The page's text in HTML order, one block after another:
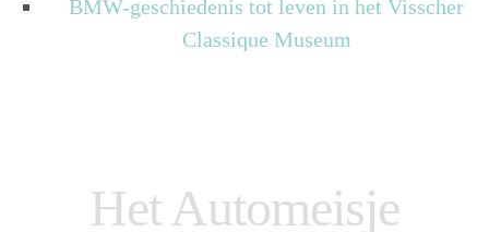
BMW-geschiedenis tot leven in het Visscher
Classique Museum
Het Automeisje